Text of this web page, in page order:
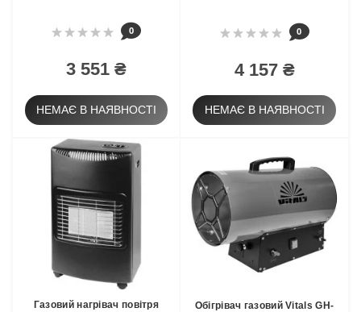
0
3 551 ₴
НЕМАЄ В НАЯВНОСТІ
0
4 157 ₴
НЕМАЄ В НАЯВНОСТІ
Газовий нагрівач повітря
Обігрівач газовий Vitals GH-